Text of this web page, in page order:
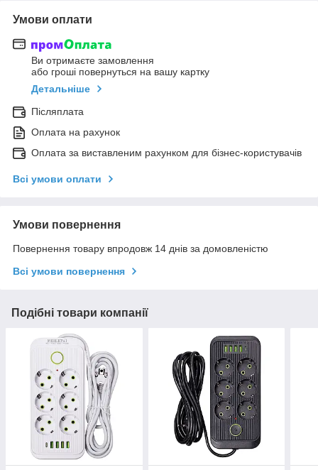
Умови оплати
Ви отримаєте замовлення
або гроші повернуться на вашу картку
Детальніше
Післяплата
Оплата на рахунок
Оплата за виставленим рахунком для бізнес-користувачів
Всі умови оплати
Умови повернення
Повернення товару впродовж 14 днів за домовленістю
Всі умови повернення
Подібні товари компанії